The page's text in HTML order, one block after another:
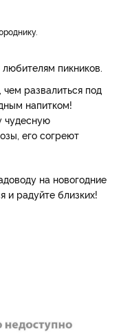
пикников.
развалиться под
напитком!
чудесную
его согреют
на новогодние
и радуйте близких!